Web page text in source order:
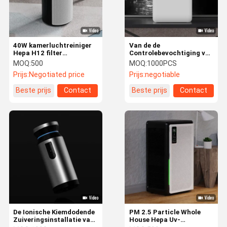
Producten Video's Over Ons
Van de de
Controlebevochtiging van
Tuyawifi de Functiezaal
Luchtzuiveringsinstallatie
met Watertank
MOQ:1000PCS
Prijs:negotiable
Beste prijs
Contact
40W kamerluchtreiniger
Hepa H12 filter
luchtzuiveringsmachine
thuis
MOQ:500
Prijs:Negotiated price
Beste prijs
Contact
PM 2.5 Particle Whole
House Hepa Uv-
De Ionische Kiemdodende
Zuiveringsinstallatie van